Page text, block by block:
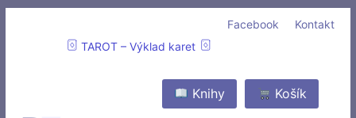
Kontakt
Facebook
TAROT – Výklad karet
Košík
Knihy